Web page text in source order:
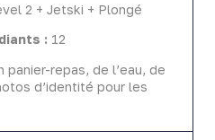
2 + Jetski + Plongé
: 12
panier-repas, de l’eau, de
d’identité pour les